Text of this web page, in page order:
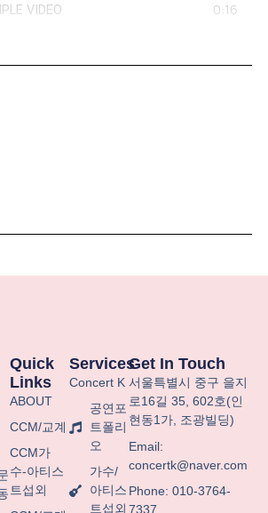
VIDEO 0:16
Services
Concert K
공연포
트폴리
오
가수/
아티스
트섭외
Quick
Links
ABOUT
CCM/교계
CCM가
수-아티스
트섭외
Get In Touch
서울특별시 중구 을지
로16길 35, 602호(인
현동1 가 조광빌딩)
Email:
concertk@naver.com
Phone: 010-3764-
7337